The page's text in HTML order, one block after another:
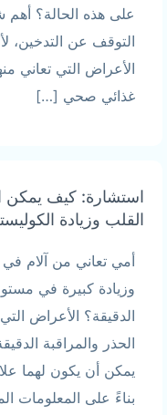
على هذه الحالة؟
التوقف عن التدخين،
الأعراض التي تعاني
غذائي صحي […]
استشارة: كيف يمكن
القلب وزيادة
أمي تعاني من آلام
وزيادة كبيرة في
الدقيقة؟ الأعراض
الحذر والمراقبة
يمكن أن يكون لهما
بناءً على المعلومات